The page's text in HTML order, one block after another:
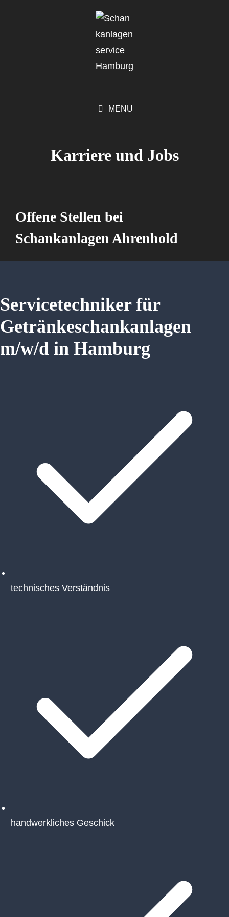
MENU
Karriere und Jobs
Offene Stellen bei
Schankanlagen Ahrenhold
Servicetechniker für
Getränkeschankanlagen
m/w/d in Hamburg
technisches Verständnis
handwerkliches Geschick